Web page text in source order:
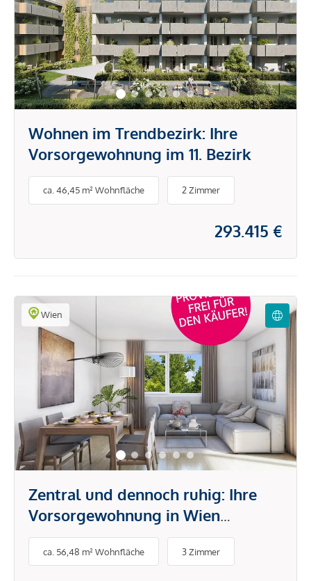
Wohnen im Trendbezirk: Ihre
Vorsorgewohnung im 11. Bezirk
ca. 46,45 m² Wohnfläche 2 Zimmer
293.415 €
Wien
Zentral und dennoch ruhig: Ihre
Vorsorgewohnung in Wien
Simmering
ca. 56,48 m² Wohnfläche 3 Zimmer